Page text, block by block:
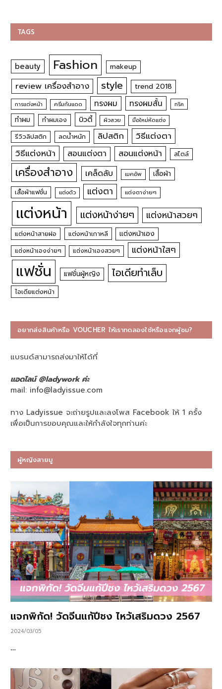
TAGS
beauty Fashion makeup
review เครื่องสำอาง style trend 2018
การแต่งหน้า ครีมกันแดด ทรงผม ทรงผมสั้น ทริค
ทำผม ทำผมเอง บิวตี้ ผิวสวย มือใหม่หัดแต่ง
รีวิวลิปสติก ลดน้ำหนัก ลิปสติก
วิธีแต่งตา
วิธีแต่งหน้า
สอนแต่งตา สอนแต่งหน้า สไตล์
เครื่องสำอาง เคล็ดลับ เมคอัพ เสื้อผ้า
เสื้อผ้าแฟชั่น แต่งตัว แต่งตา แต่งตาง่ายๆ
แต่งหน้า แต่งหน้าง่ายๆ แต่งหน้าสวยๆ
แต่งหน้าสายฝอ แต่งหน้าเกาหลี แต่งหน้าเอง
แต่งหน้าเองง่ายๆ แต่งหน้าเองสวยๆ แต่งหน้าใสๆ
แฟชั่น แฟชั่นผู้หญิง ไอเดียทำเล็บ
ไอเดียแต่งหน้า
อยากส่งสินค้าหรือ VOUCHER ให้เราทดลองใช้หรือแจกผู้ชม?
แบรนด์สามารถส่งมาให้ได้ที่
แอดไลน์ @ladywork ค่ะ
mail: info@ladyissue.com
ทาง Ladyissue จะถ่ายรูปและลงโพส Facebook ให้ 1 ครั้ง
เพื่อเป็นการขอบคุณและให้กำลังใจทุกท่านค่ะ
ผู้หญิงสายมู
แจกพิกัด! วัดจีนแก้ปีชง ไหว้เสริมดวง 2567
2024/03/05
…